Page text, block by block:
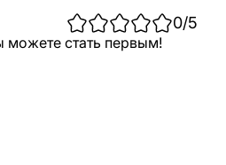
0/5
можете стать первым!